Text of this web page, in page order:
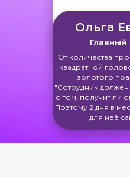
От количества
квадратной
золотого
"Сотрудник должен
о том, получит ли
Поэтому 2 дня в
для неё
Ольга
Главный